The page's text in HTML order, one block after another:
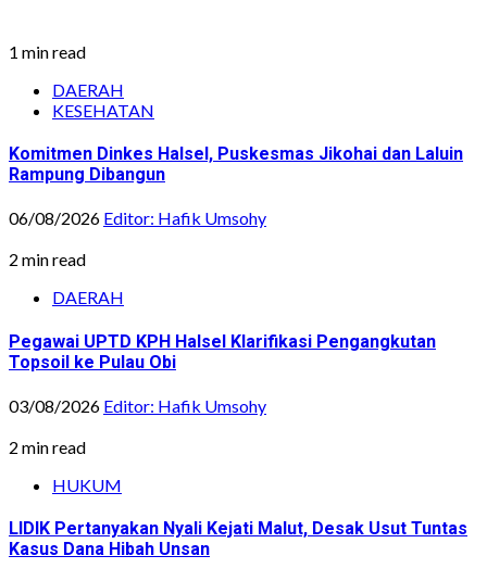
1 min read
DAERAH
KESEHATAN
Komitmen Dinkes Halsel, Puskesmas Jikohai dan Laluin
Rampung Dibangun
06/08/2026 Editor: Hafik Umsohy
2 min read
DAERAH
Pegawai UPTD KPH Halsel Klarifikasi Pengangkutan
Topsoil ke Pulau Obi
03/08/2026 Editor: Hafik Umsohy
2 min read
HUKUM
LIDIK Pertanyakan Nyali Kejati Malut, Desak Usut Tuntas
Kasus Dana Hibah Unsan